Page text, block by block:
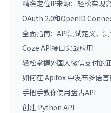
精准定位IP来源：轻松实现
OAuth 2.0和OpenID
全面指南：API测试定义、
Coze API接口实战应用
轻松掌握外国人微信支付的
如何在 Apifox 中发布多语言
手把手教你使用盘古API
创建 Python API